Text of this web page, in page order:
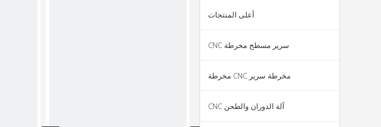
أعلى المنتجات
سرير مسطح مخرطة CNC
مخرطة سرير CNC مخرطة
آلة الدوران والطحن CNC